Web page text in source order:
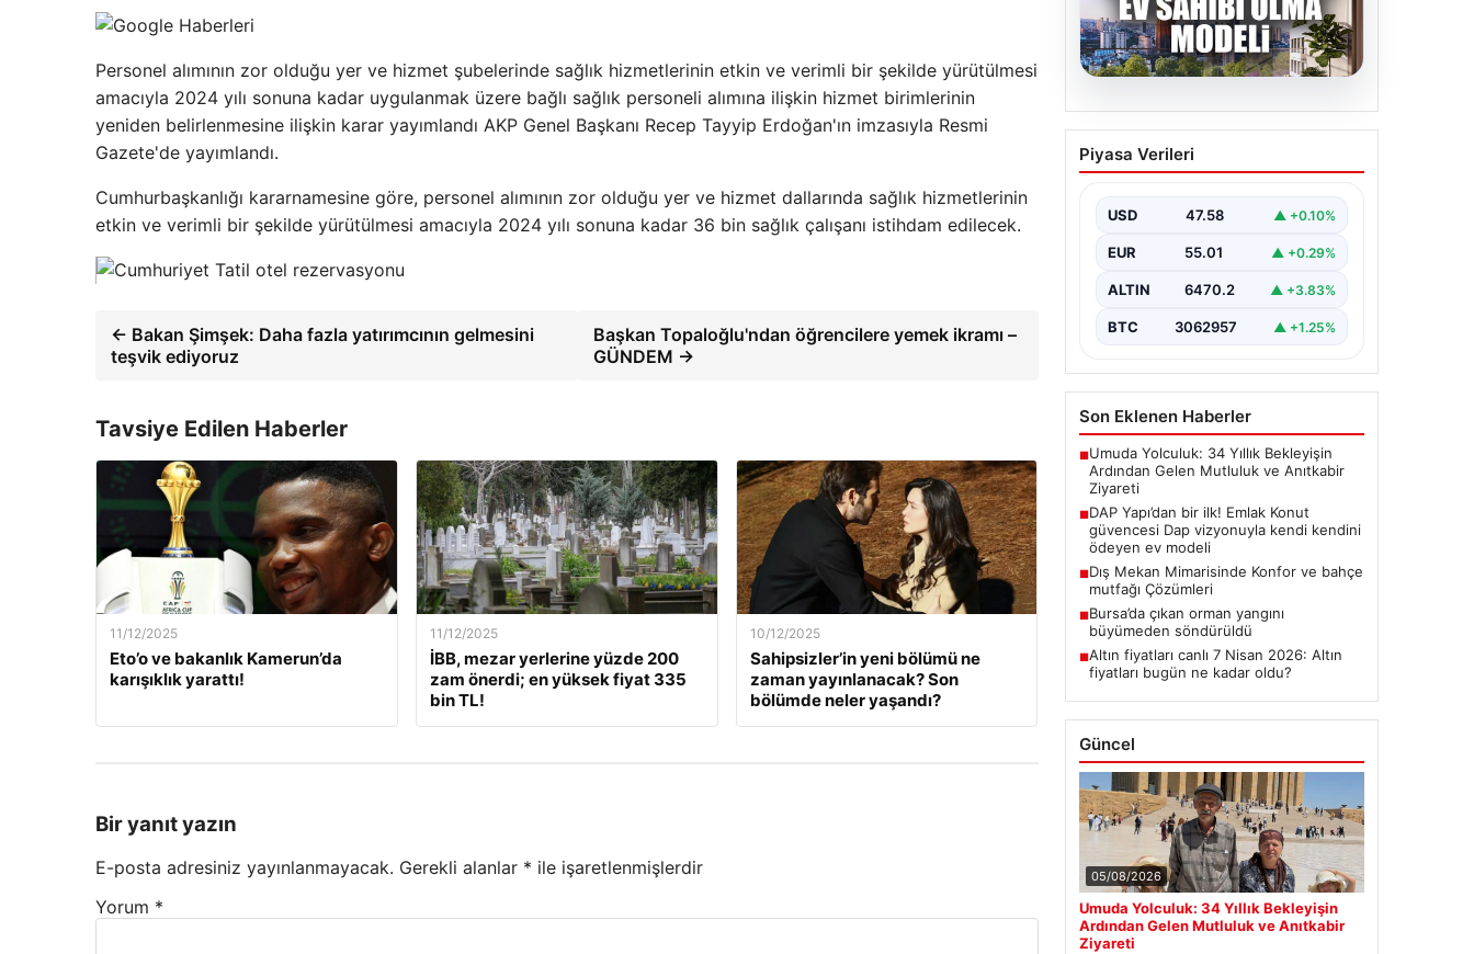
Personel alımının zor olduğu yer ve hizmet şubelerinde sağlık hizmetlerinin etkin ve verimli bir şekilde yürütülmesi
amacıyla 2024 yılı sonuna kadar uygulanmak üzere bağlı sağlık personeli alımına ilişkin hizmet birimlerinin
yeniden belirlenmesine ilişkin karar yayımlandı AKP Genel Başkanı Recep Tayyip Erdoğan'ın imzasıyla Resmi
Gazete'de yayımlandı.
Cumhurbaşkanlığı kararnamesine göre, personel alımının zor olduğu yer ve hizmet dallarında sağlık hizmetlerinin
etkin ve verimli bir şekilde yürütülmesi amacıyla 2024 yılı sonuna kadar 36 bin sağlık çalışanı istihdam edilecek.
← Bakan Şimşek: Daha fazla yatırımcının gelmesini
teşvik ediyoruz
Başkan Topaloğlu'ndan öğrencilere yemek ikramı –
GÜNDEM →
Tavsiye Edilen Haberler
11/12/2025
Eto’o ve bakanlık Kamerun’da
karışıklık yarattı!
11/12/2025
İBB, mezar yerlerine yüzde 200
zam önerdi; en yüksek fiyat 335
bin TL!
10/12/2025
Sahipsizler’in yeni bölümü ne
zaman yayınlanacak? Son
bölümde neler yaşandı?
Bir yanıt yazın
E-posta adresiniz yayınlanmayacak. Gerekli alanlar * ile işaretlenmişlerdir
Yorum *
05.08.2026
DAP Yapı’dan bir ilk!
Emlak Konut güvencesi
kendini ödeyen ev
modeli
Piyasa Verileri
USD 47.58 ▲ +0.10%
EUR 55.01 ▲ +0.29%
ALTIN 6470.2 ▲ +3.83%
BTC 3062957 ▲ +1.25%
Son Eklenen Haberler
■Umuda Yolculuk: 34 Yıllık Bekleyişin
Ardından Gelen Mutluluk ve Anıtkabir
Ziyareti
■DAP Yapı’dan bir ilk! Emlak Konut
güvencesi Dap vizyonuyla kendi kendini
ödeyen ev modeli
■Dış Mekan Mimarisinde Konfor ve bahçe
mutfağı Çözümleri
■Bursa’da çıkan orman yangını
büyümeden söndürüldü
■Altın fiyatları canlı 7 Nisan 2026: Altın
fiyatları bugün ne kadar oldu?
Güncel
05/08/2026
Umuda Yolculuk: 34 Yıllık Bekleyişin
Ardından Gelen Mutluluk ve Anıtkabir
Ziyareti